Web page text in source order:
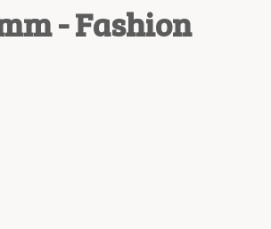
- Fashion